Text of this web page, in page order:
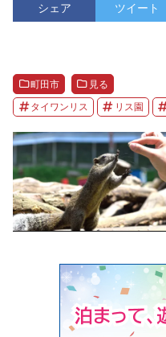
シェア ツイート
町田市 見る
タイワンリス リス園